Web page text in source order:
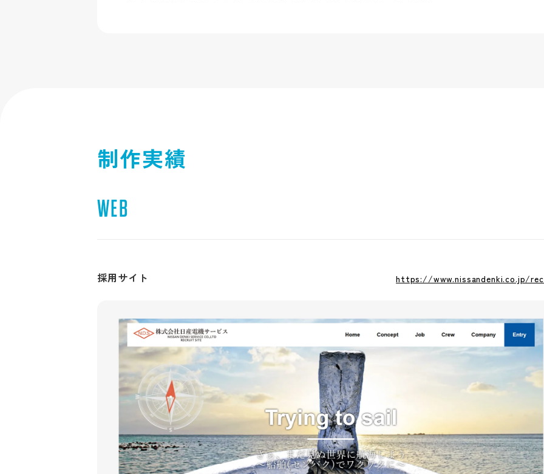
制作実績
WEB
採用サイト https://www.nissandenki.co.jp/